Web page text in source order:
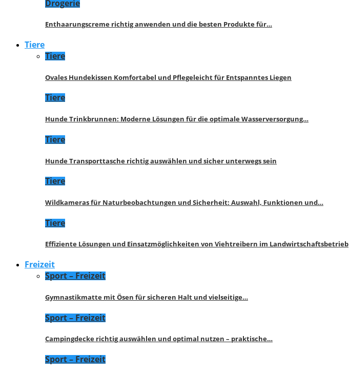
Drogerie
Enthaarungscreme richtig anwenden und die besten Produkte für…
Tiere
Tiere
Ovales Hundekissen Komfortabel und Pflegeleicht für Entspanntes Liegen
Tiere
Hunde Trinkbrunnen: Moderne Lösungen für die optimale Wasserversorgung…
Tiere
Hunde Transporttasche richtig auswählen und sicher unterwegs sein
Tiere
Wildkameras für Naturbeobachtungen und Sicherheit: Auswahl, Funktionen und…
Tiere
Effiziente Lösungen und Einsatzmöglichkeiten von Viehtreibern im Landwirtschaftsbetrieb
Freizeit
Sport – Freizeit
Gymnastikmatte mit Ösen für sicheren Halt und vielseitige…
Sport – Freizeit
Campingdecke richtig auswählen und optimal nutzen – praktische…
Sport – Freizeit